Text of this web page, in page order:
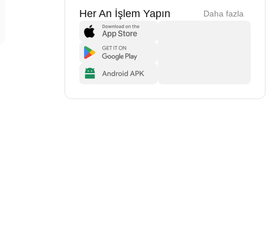
Her An İşlem Yapın Daha fazla